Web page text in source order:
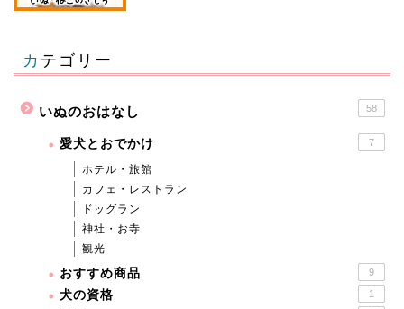
カテゴリー
いぬのおはなし 58
愛犬とおでかけ 7
ホテル・旅館
カフェ・レストラン
ドッグラン
神社・お寺
観光
おすすめ商品 9
犬の資格 1